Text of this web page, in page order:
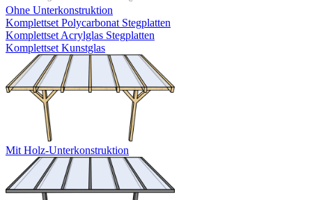
Ohne Unterkonstruktion
Komplettset Polycarbonat Stegplatten
Komplettset Acrylglas Stegplatten
Komplettset Kunstglas
Mit Holz-Unterkonstruktion